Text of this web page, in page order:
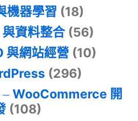
機器學習 (18)
資料整合(56)
與網站經營 (10)
(296)
WooCommerce 開
(108)